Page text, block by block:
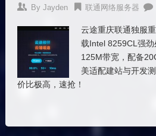
By Jayden 联通网络服务器
云途重庆联通独服
载Intel 8259CL强
125M带宽，配备
美适配建站与开发
价比极高，速抢！